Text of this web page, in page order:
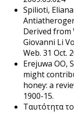
Spilioti,
Derived from
Giovanni Li
Web. 31 Oct.
Erejuwa OO,
might
honey: a
1900-15.
Ταυτότητα